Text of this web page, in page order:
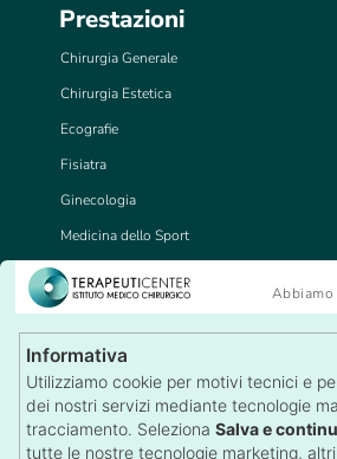
Abbiamo
Informativa
Utilizziamo cookie per motivi tecnici e
dei nostri servizi mediante tecnologie
tracciamento. SelezionaSalva e
tutte le nostre tecnologie marketing,
Prestazioni
Chirurgia Generale
Chirurgia Estetica
Ecografie
Fisiatra
Ginecologia
Medicina dello Sport
Medicina del Lavoro
Tricologia
Recensioni
Lascia una Recensione
Autorizzazioni